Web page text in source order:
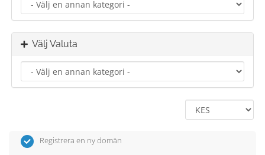
Välj Valuta
Registrera en ny domän